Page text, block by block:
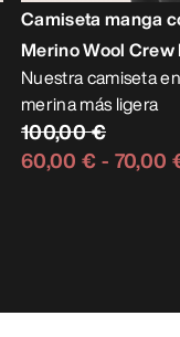
Camiseta manga
Merino Wool
Nuestra camiseta
merina más ligera
100,00 €
60,00 €- 70,00